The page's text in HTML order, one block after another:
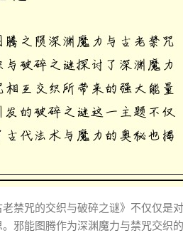
老禁咒的交织与破碎之谜》不仅仅是
邪能图腾作为深渊魔力与禁咒交织